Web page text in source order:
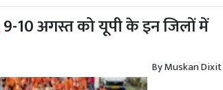
9-10 अगस्त को यूपी के इन जिलों में
ByMuskan Dixit